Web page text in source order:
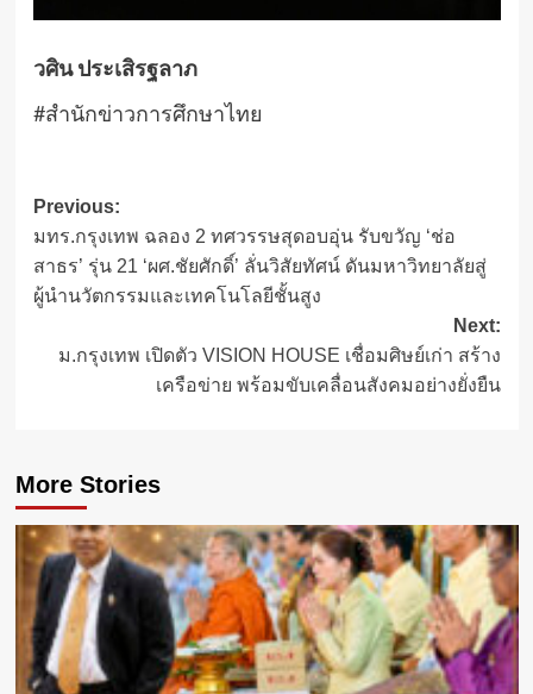
วศิน ประเสิรฐลาภ
#สำนักข่าวการศึกษาไทย
Post
navigation
Previous:
มทร.กรุงเทพ ฉลอง 2 ทศวรรษสุดอบอุ่น รับขวัญ ‘ช่อ
สาธร’ รุ่น 21 ‘ผศ.ชัยศักดิ์’ ลั่นวิสัยทัศน์ ดันมหาวิทยาลัยสู่
ผู้นำนวัตกรรมและเทคโนโลยีชั้นสูง
Next:
ม.กรุงเทพ เปิดตัว VISION HOUSE เชื่อมศิษย์เก่า สร้าง
เครือข่าย พร้อมขับเคลื่อนสังคมอย่างยั่งยืน
More Stories